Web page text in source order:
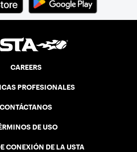
CAREERS
PROFESIONALES
CONTÁCTANOS
DE USO
CONEXIÓN DE LA USTA